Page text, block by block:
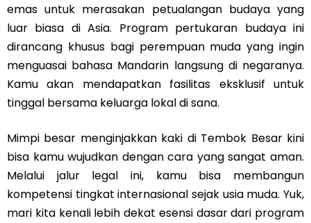
emas untuk merasakan petualangan budaya yang
luar biasa di Asia. Program pertukaran budaya ini
dirancang khusus bagi perempuan muda yang ingin
menguasai bahasa Mandarin langsung di negaranya.
Kamu akan mendapatkan fasilitas eksklusif untuk
tinggal bersama keluarga lokal di sana.
Mimpi besar menginjakkan kaki di Tembok Besar kini
bisa kamu wujudkan dengan cara yang sangat aman.
Melalui jalur legal ini, kamu bisa membangun
kompetensi tingkat internasional sejak usia muda. Yuk,
mari kita kenali lebih dekat esensi dasar dari program